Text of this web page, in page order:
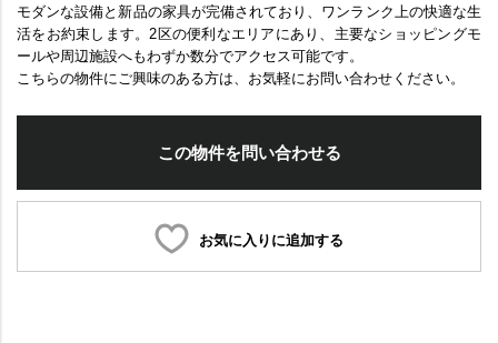
モダンな設備と新品の家具が完備されており、ワンランク上の快適な生
活をお約束します。2区の便利なエリアにあり、主要なショッピングモ
ールや周辺施設へもわずか数分でアクセス可能です。
こちらの物件にご興味のある方は、お気軽にお問い合わせください。
この物件を問い合わせる
お気に入りに追加する